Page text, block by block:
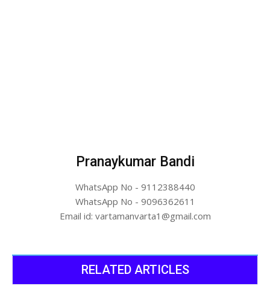
Pranaykumar Bandi
WhatsApp No - 9112388440
WhatsApp No - 9096362611
Email id: vartamanvarta1@gmail.com
RELATED ARTICLES